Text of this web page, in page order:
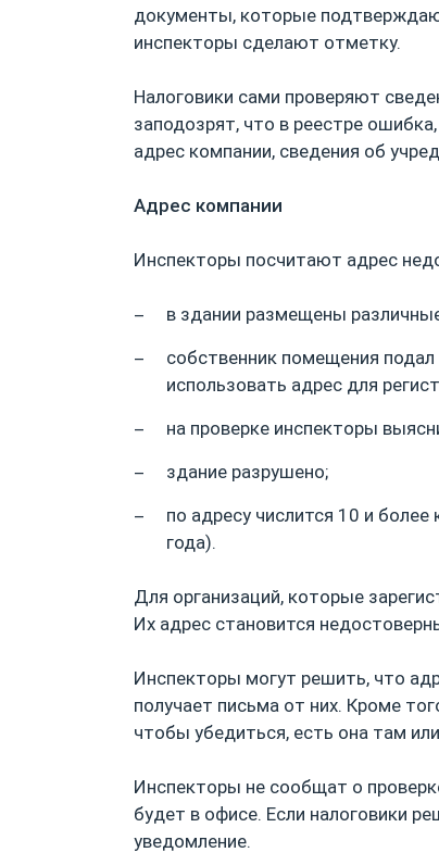
документы, которые
инспекторы сделают отметку.
Налоговики сами проверяют
заподозрят, что в реестре
адрес компании, сведения об
Адрес компании
Инспекторы посчитают адрес
в здании размещены
собственник помещения
использовать адрес для
на проверке инспекторы
здание разрушено;
по адресу числится 10 и
года).
Для организаций, которые
Их адрес становится
Инспекторы могут решить, что
получает письма от них. Кроме
чтобы убедиться, есть она там
Инспекторы не сообщат о
будет в офисе. Если налоговики
уведомление.